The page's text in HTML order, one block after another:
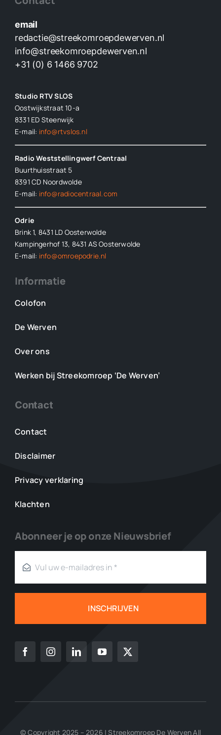
email
redactie@streekomroepdewerven.nl
info@streekomroepdewerven.nl
+31 (0) 6 1466 9702
Studio RTV SLOS
Oostwijkstraat 10-a
8331 ED Steenwijk
E-mail: info@rtvslos.nl
Radio Weststellingwerf Centraal
Buurthuisstraat 5
8391 CD Noordwolde
E-mail: info@radiocentraal.com
Odrie
Brink 1, 8431 LD Oosterwolde
Kampingerhof 13, 8431 AS Oosterwolde
E-mail: info@omroepodrie.nl
Informatie
Colofon
De Werven
Over ons
Werken bij Streekomroep ‘De Werven’
Contact
Contact
Disclaimer
Privacy verklaring
Klachten
Abonneer je op onze Nieuwsbrief
INSCHRIJVEN
© Copyright 2025 – 2026 | Streekomroep De Werven All